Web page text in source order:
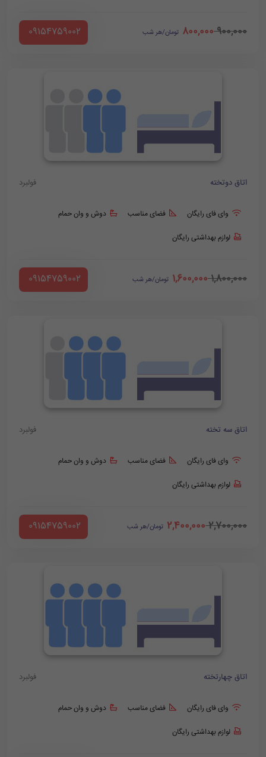
900,000
800,000 تومان/هر شب ‪ 09154759002
اتاق دوتخته فولبرد
وای فای رایگان فضای مناسب دوش و وان حمام
لوازم بهداشتی رایگان
1,800,000
1,600,000 تومان/هر شب ‪ 09154759002
اتاق سه تخته فولبرد
وای فای رایگان فضای مناسب دوش و وان حمام
لوازم بهداشتی رایگان
2,700,000
2,400,000 تومان/هر شب ‪ 09154759002
اتاق چهارتخته فولبرد
وای فای رایگان فضای مناسب دوش و وان حمام
لوازم بهداشتی رایگان